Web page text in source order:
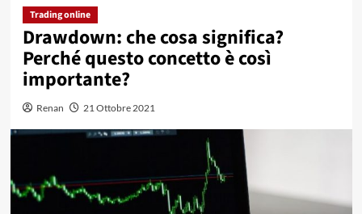
Trading online
Drawdown: che cosa significa?
Perché questo concetto è così
importante?
Renan 21 Ottobre 2021